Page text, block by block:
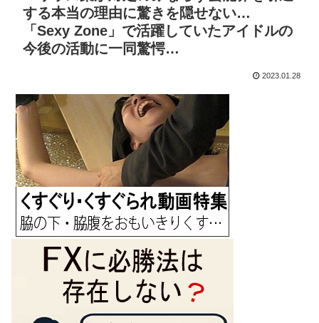
する本当の理由に驚きを隠せない…
「Sexy Zone」で活躍していたアイドルの
今後の活動に一同驚愕…
2023.01.28